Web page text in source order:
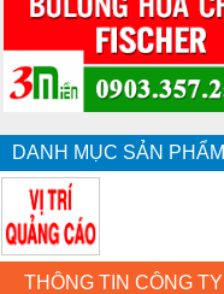
DANH MỤC SẢN PHẨM
THÔNG TIN CÔNG TY